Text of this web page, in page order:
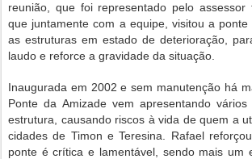
reunião, que foi representado pelo assessor
que juntamente com a equipe, visitou a
as estruturas em estado de deterioração,
laudo e reforce a gravidade da situação.
Inaugurada em 2002 e sem manutenção há
Ponte da Amizade vem apresentando
estrutura, causando riscos à vida de quem a
cidades de Timon e Teresina. Rafael
ponte é crítica e lamentável, sendo mais um